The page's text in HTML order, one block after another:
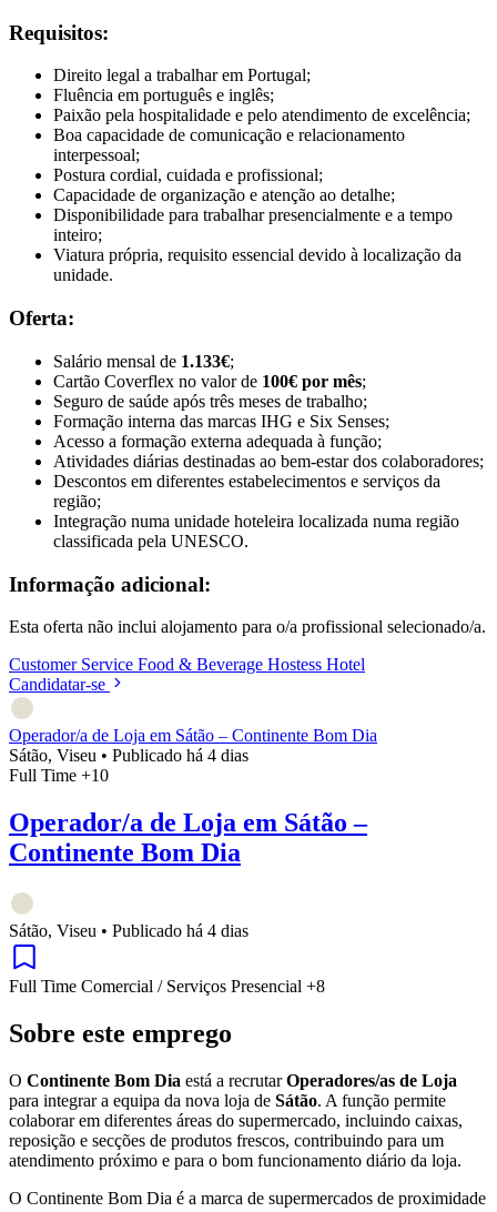
Requisitos:
Direito legal a trabalhar em Portugal;
Fluência em português e inglês;
Paixão pela hospitalidade e pelo atendimento de excelência;
Boa capacidade de comunicação e relacionamento
interpessoal;
Postura cordial, cuidada e profissional;
Capacidade de organização e atenção ao detalhe;
Disponibilidade para trabalhar presencialmente e a tempo
inteiro;
Viatura própria, requisito essencial devido à localização da
unidade.
Oferta:
Salário mensal de 1.133€;
Cartão Coverflex no valor de 100€ por mês;
Seguro de saúde após três meses de trabalho;
Formação interna das marcas IHG e Six Senses;
Acesso a formação externa adequada à função;
Atividades diárias destinadas ao bem-estar dos colaboradores;
Descontos em diferentes estabelecimentos e serviços da
região;
Integração numa unidade hoteleira localizada numa região
classificada pela UNESCO.
Informação adicional:
Esta oferta não inclui alojamento para o/a profissional selecionado/a.
Customer Service Food & Beverage Hostess Hotel
Candidatar-se
Operador/a de Loja em Sátão – Continente Bom Dia
Sátão, Viseu • Publicado há 4 dias
Full Time +10
Operador/a de Loja em Sátão –
Continente Bom Dia
Sátão, Viseu • Publicado há 4 dias
Full Time Comercial / Serviços Presencial +8
Sobre este emprego
O Continente Bom Dia está a recrutarOperadores/as de Loja
para integrar a equipa da nova loja de Sátão. A função permite
colaborar em diferentes áreas do supermercado, incluindo caixas,
reposição e secções de produtos frescos, contribuindo para um
atendimento próximo e para o bom funcionamento diário da loja.
O Continente Bom Dia é a marca de supermercados de proximidade